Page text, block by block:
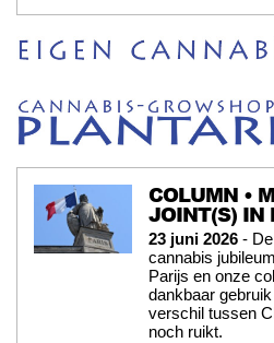
COLUMN •
JOINT(S) IN
23 juni 2026 -
cannabis
Parijs en onze
dankbaar
verschil tussen
noch ruikt.